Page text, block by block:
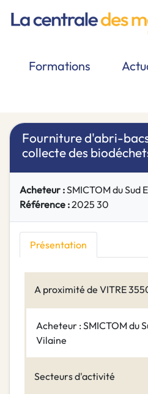
Formations
Fourniture d'abri-
collecte des
Acheteur :SMICTOM du
Référence :2025 30
Présentation
A proximité de VITRE
Acheteur : SMICTOM du
Vilaine
Secteurs d'activité